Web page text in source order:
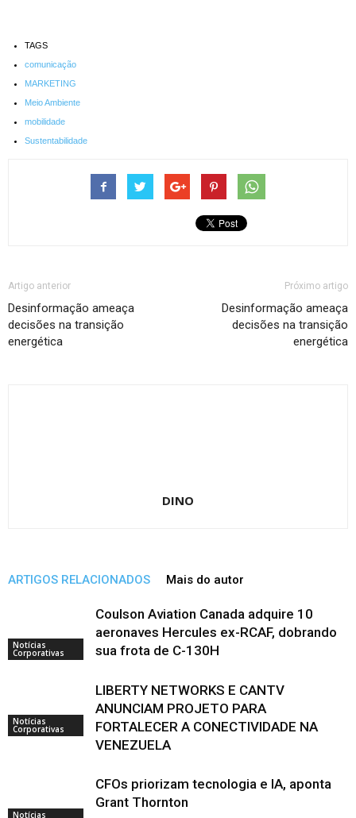
TAGS
comunicação
MARKETING
Meio Ambiente
mobilidade
Sustentabilidade
Artigo anterior
Desinformação ameaça
decisões na transição
energética
Próximo artigo
Desinformação ameaça
decisões na transição
energética
DINO
ARTIGOS RELACIONADOS Mais do autor
Notícias
Corporativas
Coulson Aviation Canada adquire 10
aeronaves Hercules ex-RCAF, dobrando
sua frota de C-130H
Notícias
Corporativas
LIBERTY NETWORKS E CANTV
ANUNCIAM PROJETO PARA
FORTALECER A CONECTIVIDADE NA
VENEZUELA
Notícias
CFOs priorizam tecnologia e IA, aponta
Grant Thornton